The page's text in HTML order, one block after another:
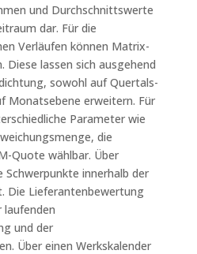
und Durchschnittswerte
dar. Für die
Verläufen können Matrix-
lassen sich ausgehend
sowohl auf Quertals-
Monatsebene erweitern. Für
Parameter wie
die
Quote wählbar. Über
Schwerpunkte innerhalb der
Die Lieferantenbewertung
und der
Über einen Werkskalender